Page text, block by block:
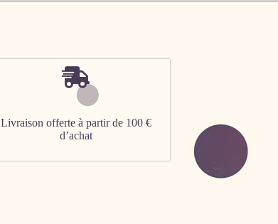
Livraison offerte à partir de 100 €
d’achat